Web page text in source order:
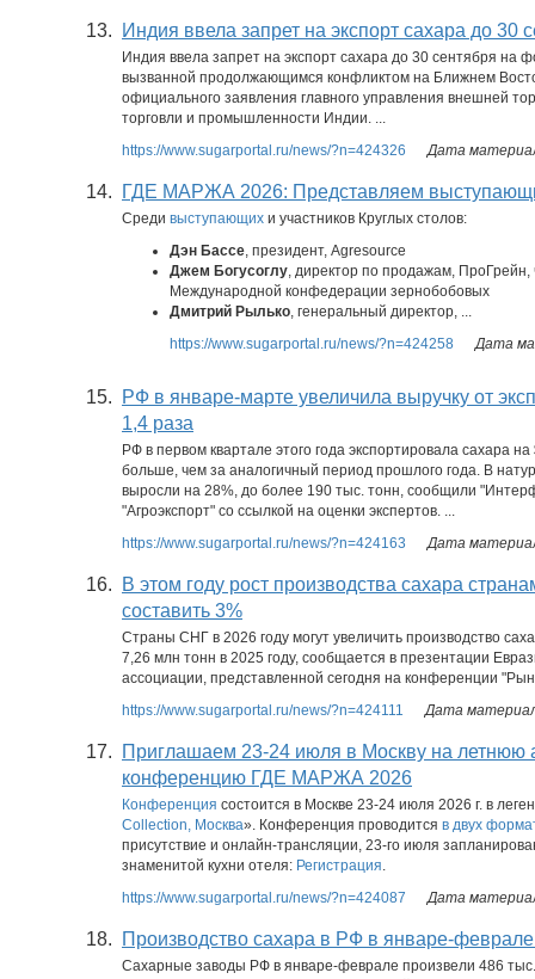
13. Индия ввела запрет на экспорт сахара до 30
Индия ввела запрет на экспорт сахара до 30 сентября на
вызванной продолжающимся конфликтом на Ближнем
официального заявления главного управления внешней
торговли и промышленности Индии. ...
https://www.sugarportal.ru/news/?n=424326
Дата
14. ГДЕ МАРЖА 2026: Представляем
Среди выступающих и участников Круглых столов:
Дэн Бассе, президент, Agresource
Джем Богусоглу, директор по продажам, ПроГрейн,
Международной конфедерации зернобобовых
Дмитрий Рылько, генеральный директор, ...
https://www.sugarportal.ru/news/?n=424258
Дата
15.
РФ в январе-марте увеличила выручку от
1,4 раза
РФ в первом квартале этого года экспортировала сахара
больше, чем за аналогичный период прошлого года. В
выросли на 28%, до более 190 тыс. тонн, сообщили
"Агроэкспорт" со ссылкой на оценки экспертов. ...
https://www.sugarportal.ru/news/?n=424163
Дата
16.
В этом году рост производства сахара
составить 3%
Страны СНГ в 2026 году могут увеличить производство
7,26 млн тонн в 2025 году, сообщается в презентации
ассоциации, представленной сегодня на конференции
https://www.sugarportal.ru/news/?n=424111
Дата
17.
Приглашаем 23-24 июля в Москву на летнюю
конференцию ГДЕ МАРЖА 2026
Конференция состоится в Москве 23-24 июля 2026 г. в
Collection, Москва». Конференция проводится в двух
присутствие и онлайн-трансляции, 23-го июля
знаменитой кухни отеля: Регистрация.
https://www.sugarportal.ru/news/?n=424087
Дата
18. Производство сахара в РФ в январе-
Сахарные заводы РФ в январе-феврале произвели 486 тыс.